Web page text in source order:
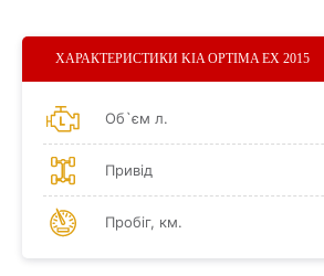
ХАРАКТЕРИСТИКИ KIA OPTIMA EX 2015
Об`єм л.
Привід
Пробіг, км.